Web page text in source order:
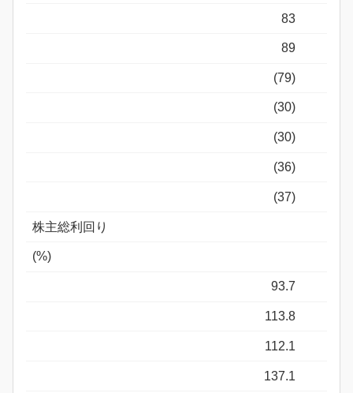
83
89
(79)
(30)
(30)
(36)
(37)
株主総利回り
(%)
93.7
113.8
112.1
137.1